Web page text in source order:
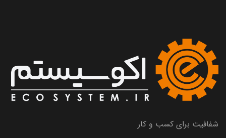
شفافیت برای کسب و کار